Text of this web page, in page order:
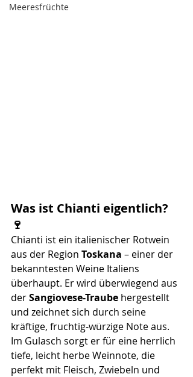
Meeresfrüchte
Was ist Chianti eigentlich?
🍷
Chianti ist ein italienischer Rotwein
aus der Region Toskana – einer der
bekanntesten Weine Italiens
überhaupt. Er wird überwiegend aus
der Sangiovese-Traube hergestellt
und zeichnet sich durch seine
kräftige, fruchtig-würzige Note aus.
Im Gulasch sorgt er für eine herrlich
tiefe, leicht herbe Weinnote, die
perfekt mit Fleisch, Zwiebeln und